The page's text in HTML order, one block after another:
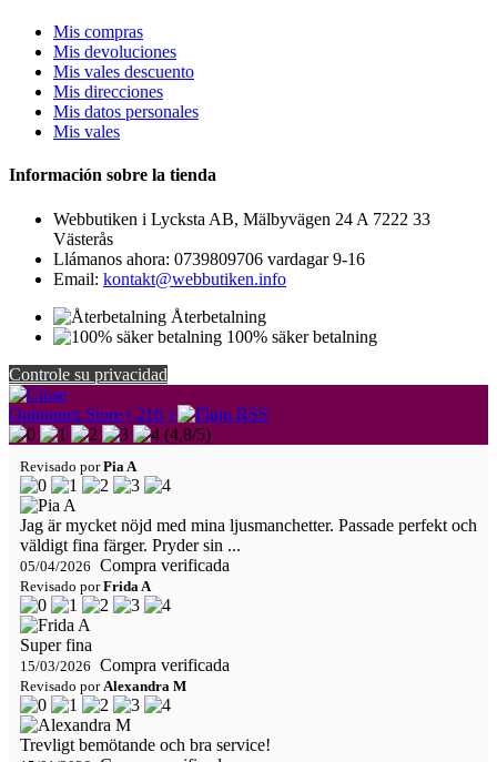
Mis compras
Mis devoluciones
Mis vales descuento
Mis direcciones
Mis datos personales
Mis vales
Información sobre la tienda
Webbutiken i Lycksta AB, Mälbyvägen 24 A 7222 33
Västerås
Llámanos ahora: 0739809706 vardagar 9-16
Email: kontakt@webbutiken.info
Återbetalning
100% säker betalning
Controle su privacidad
Opiniones Store ( 216 )
(4,8/5)
Revisado porPia A
Jag är mycket nöjd med mina ljusmanchetter. Passade perfekt och
väldigt fina färger. Pryder sin ...
05/04/2026 Compra verificada
Revisado porFrida A
Super fina
15/03/2026 Compra verificada
Revisado por Alexandra M
Trevligt bemötande och bra service!